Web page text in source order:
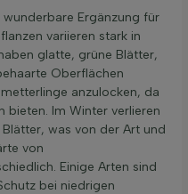
Ergänzung für
variieren stark in
glatte, grüne Blätter,
Oberflächen
anzulocken, da
bieten. Im Winter verlieren
was von der Art und
von
Einige Arten sind
bei niedrigen